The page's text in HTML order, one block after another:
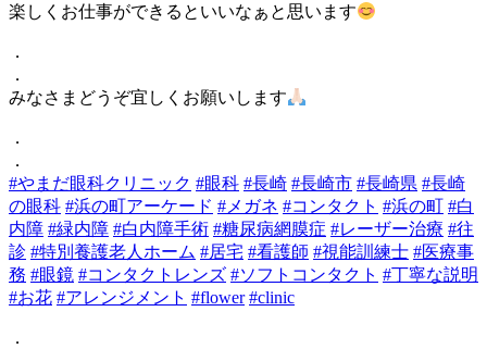
楽しくお仕事ができるといいなぁと思います
．
．
みなさまどうぞ宜しくお願いします
．
．
#やまだ眼科クリニック #眼科 #長崎 #長崎市 #長崎県 #長崎
の眼科 #浜の町アーケード #メガネ #コンタクト #浜の町 #白
内障 #緑内障 #白内障手術 #糖尿病網膜症 #レーザー治療 #往
診 #特別養護老人ホーム #居宅 #看護師 #視能訓練士 #医療事
務 #眼鏡 #コンタクトレンズ #ソフトコンタクト #丁寧な説明
#お花 #アレンジメント #flower #clinic
．